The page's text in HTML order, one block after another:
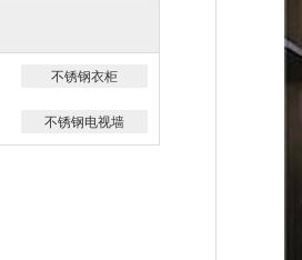
不锈钢衣柜
不锈钢电视墙